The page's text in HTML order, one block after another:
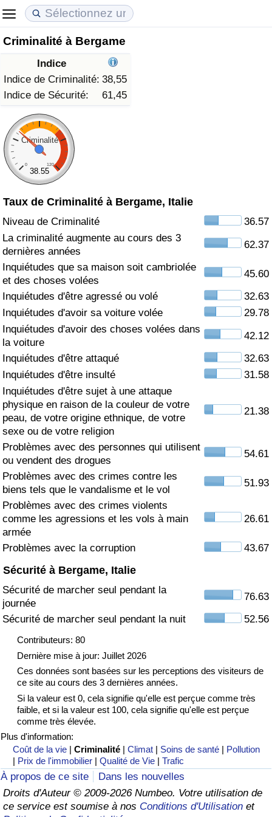
Criminalité à Bergame
Indice
Indice de Criminalité: 38,55
Indice de Sécurité:
61,45
Criminalité
0 120
38.55
Taux de Criminalité à Bergame, Italie
Niveau de Criminalité
36.57
La criminalité augmente au cours des 3
dernières années
62.37
Inquiétudes que sa maison soit cambriolée
et des choses volées
45.60
Inquiétudes d'être agressé ou volé
32.63
Inquiétudes d'avoir sa voiture volée
29.78
Inquiétudes d'avoir des choses volées dans
la voiture
42.12
Inquiétudes d'être attaqué
32.63
Inquiétudes d'être insulté
31.58
Inquiétudes d'être sujet à une attaque
physique en raison de la couleur de votre
peau, de votre origine ethnique, de votre
sexe ou de votre religion
21.38
Problèmes avec des personnes qui utilisent
ou vendent des drogues
54.61
Problèmes avec des crimes contre les
biens tels que le vandalisme et le vol
51.93
Problèmes avec des crimes violents
comme les agressions et les vols à main
armée
26.61
Problèmes avec la corruption 43.67
Sécurité à Bergame, Italie
Sécurité de marcher seul pendant la
journée
76.63
Sécurité de marcher seul pendant la nuit
52.56
Contributeurs: 80
Dernière mise à jour: Juillet 2026
Ces données sont basées sur les perceptions des visiteurs de
ce site au cours des 3 dernières années.
Si la valeur est 0, cela signifie qu'elle est perçue comme très
faible, et si la valeur est 100, cela signifie qu'elle est perçue
comme très élevée.
Plus d'information:
Coût de la vie |Criminalité |Climat | Soins de santé | Pollution
| Prix de l'immobilier |Qualité de Vie |Trafic
À propos de ce site
Dans les nouvelles
Droits d'Auteur © 2009-2026 Numbeo. Votre utilisation de
ce service est soumise à nos Conditions d'Utilisation et
Coût de la vie
Indice du Coût de la Vie (Actuel)
Indice du Coût de la Vie
Indice du coût de la vie par pays
à Akaba
Prix de l'immobilier
Indice des Prix de l'immobilier (Actuel)
Indice des Prix de l'immobilier
Indice des Prix de l'immobilier par Pays
Qualité de Vie
Indice de Qualité de Vie
Indice de Qualité de Vie (Actuel)
Indice de qualité de vie par pays
Criminalité
Indice de Criminalité (Actuel)
Indice de Criminalité
Indice de criminalité par pays
Soins de santé
Indice des soins de santé (Actuel)
Indice des soins de santé
Indice des soins de santé par Pays
Pollution
Indice de Pollution (Actuel)
Indice de pollution
Indice de Pollution par Pays
Trafic
Indice de Trafic
Indice de Trafic (Actuel)
Indice de Trafic par Pays